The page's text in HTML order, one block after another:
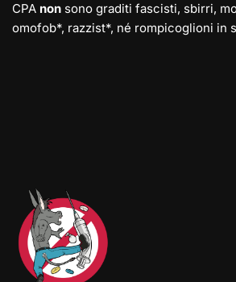
CPA non sono graditi fascisti, sbirri,
omofob*, razzist*, né rompicoglioni in